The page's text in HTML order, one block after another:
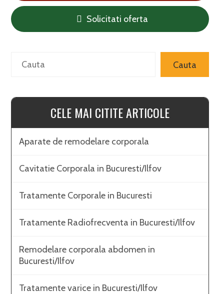
Solicitati oferta
Search Cauta
CELE MAI CITITE ARTICOLE
Aparate de remodelare corporala
Cavitatie Corporala in Bucuresti/Ilfov
Tratamente Corporale in Bucuresti
Tratamente Radiofrecventa in Bucuresti/Ilfov
Remodelare corporala abdomen in
Bucuresti/Ilfov
Tratamente varice in Bucuresti/Ilfov